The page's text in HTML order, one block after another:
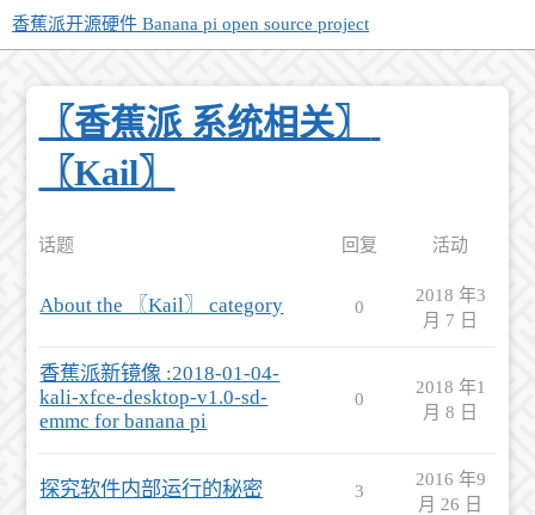
香蕉派开源硬件 Banana pi open source project
〖香蕉派 系统相关〗
〖Kail〗
话题 回复 活动
About the 〖Kail〗 category 0
2018 年3
月 7 日
香蕉派新镜像 :2018-01-04-
kali-xfce-desktop-v1.0-sd-
emmc for banana pi
0
2018 年1
月 8 日
探究软件内部运行的秘密 3
2016 年9
月 26 日